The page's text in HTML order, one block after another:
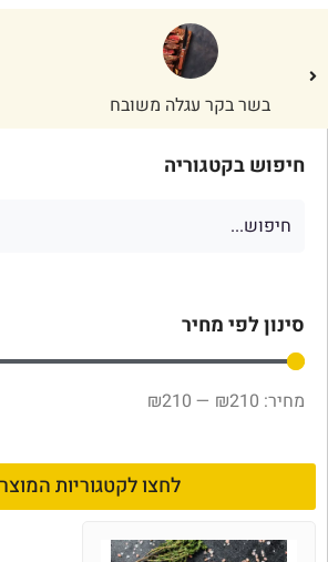
בשר בקר עגלה משובח
חיפוש בקטגוריה
סינון לפי מחיר
₪210
—
₪210
לחצו לקטגוריות